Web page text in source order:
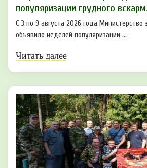
популяризации грудного
С 3 по 9 августа 2026 года Министерство
объявило неделей популяризации ...
Читать далее